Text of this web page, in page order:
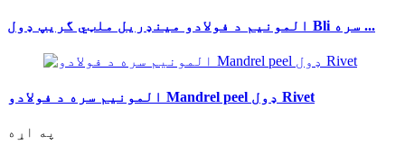
المونیم د فولادو مینډریل ملټي گریپ ډول Bli سره ...
المونیم سره د فولادو Mandrel peel ډول Rivet
په اړه